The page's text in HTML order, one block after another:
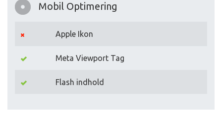
Mobil Optimering
Apple Ikon
Meta Viewport Tag
Flash indhold